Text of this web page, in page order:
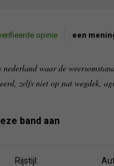
opinie een
waar de
zelfs niet op nat wegdek,
band aan
Rijstijl: